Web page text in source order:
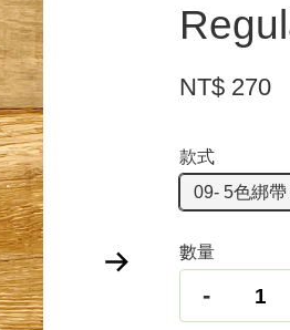
NT$ 270
款式
09- 5色綁
數量
-